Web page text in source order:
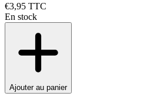
€3,95 TTC
En stock
Ajouter au panier